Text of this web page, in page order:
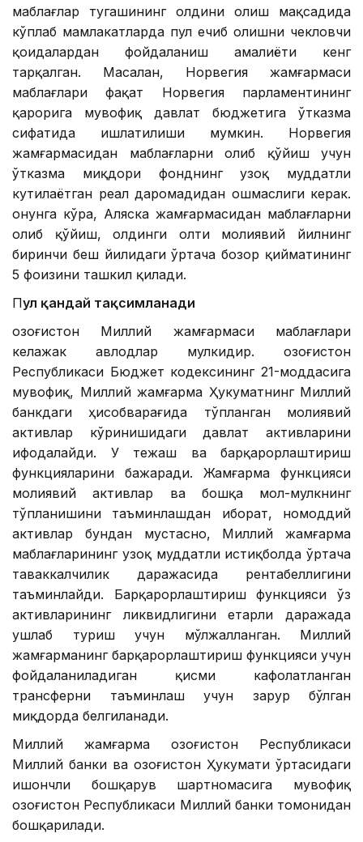
маблағлар тугашининг олдини олиш мақсадида
кўплаб мамлакатларда пул ечиб олишни чекловчи
қоидалардан фойдаланиш амалиёти кенг
тарқалган. Масалан, Норвегия жамғармаси
маблағлари фақат Норвегия парламентининг
қарорига мувофиқ давлат бюджетига ўтказма
сифатида ишлатилиши мумкин. Норвегия
жамғармасидан маблағларни олиб қўйиш учун
ўтказма миқдори фонднинг узоқ муддатли
кутилаётган реал даромадидан ошмаслиги керак.
Қонунга кўра, Аляска жамғармасидан маблағларни
олиб қўйиш, олдинги олти молиявий йилнинг
биринчи беш йилидаги ўртача бозор қийматининг
5 фоизини ташкил қилади.
Пул қандай тақсимланади
Қозоғистон Миллий жамғармаси маблағлари
келажак авлодлар мулкидир. Қозоғистон
Республикаси Бюджет кодексининг 21-моддасига
мувофиқ, Миллий жамғарма Ҳукуматнинг Миллий
банкдаги ҳисобварағида тўпланган молиявий
активлар кўринишидаги давлат активларини
ифодалайди. У тежаш ва барқарорлаштириш
функцияларини бажаради. Жамғарма функцияси
молиявий активлар ва бошқа мол-мулкнинг
тўпланишини таъминлашдан иборат, номоддий
активлар бундан мустасно, Миллий жамғарма
маблағларининг узоқ муддатли истиқболда ўртача
таваккалчилик даражасида рентабеллигини
таъминлайди. Барқарорлаштириш функцияси ўз
активларининг ликвидлигини етарли даражада
ушлаб туриш учун мўлжалланган. Миллий
жамғарманинг барқарорлаштириш функцияси учун
фойдаланиладиган қисми кафолатланган
трансферни таъминлаш учун зарур бўлган
миқдорда белгиланади.
Миллий жамғарма Қозоғистон Республикаси
Миллий банки ва Қозоғистон Ҳукумати ўртасидаги
ишончли бошқарув шартномасига мувофиқ
Қозоғистон Республикаси Миллий банки томонидан
бошқарилади.